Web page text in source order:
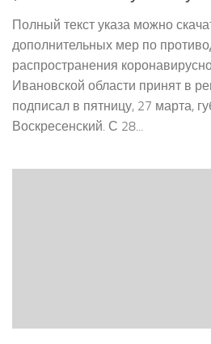
Полный текст указа можно
дополнительных мер по
распространения
Ивановской области принят в
подписал в пятницу, 27 марта,
Воскресенский. С 28...